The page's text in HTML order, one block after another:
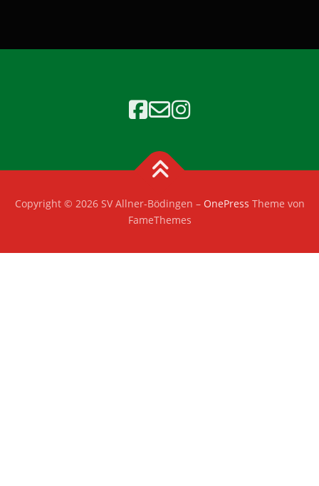
Copyright © 2026 SV Allner-Bödingen – OnePress Theme von
FameThemes